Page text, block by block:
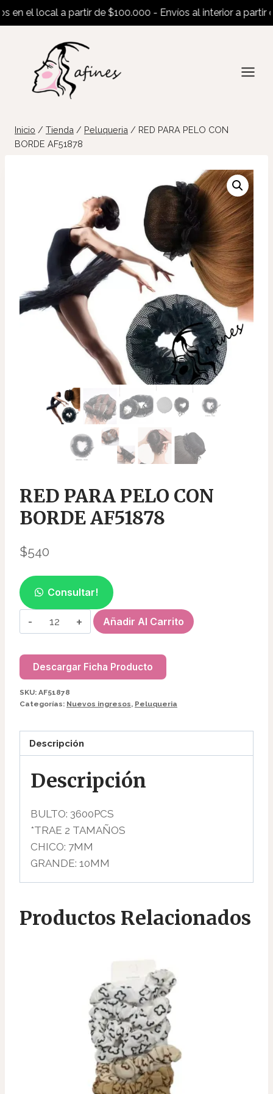
el local a partir de $100.000 - Envíos al interior a partir de
contenido
Inicio / Tienda / Peluqueria / RED PARA PELO CON
BORDE AF51878
RED PARA PELO CON
BORDE AF51878
$540
Consultar!
RED
PARA
CON
BORDE
AF51878
Añadir Al Carrito
Descargar Ficha Producto
SKU: AF51878
Categorías: Nuevos ingresos, Peluqueria
Descripción
Descripción
BULTO: 3600PCS
*TRAE 2 TAMAÑOS
CHICO: 7MM
GRANDE: 10MM
Productos Relacionados